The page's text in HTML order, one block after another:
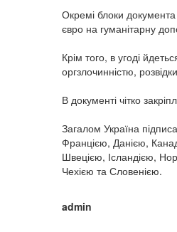
Окремі блоки
євро на гуманітарну
Крім того, в угоді
оргзлочинністю,
В документі чітко
Загалом Україна
Францією, Данією,
Швецією, Ісландією,
Чехією та Словенією.
admin